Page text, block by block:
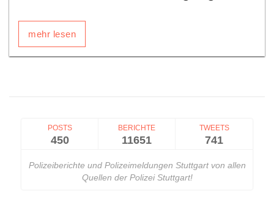
mehr lesen
POSTS
450
BERICHTE
11651
TWEETS
741
Polizeiberichte und Polizeimeldungen Stuttgart von allen
Quellen der Polizei Stuttgart!